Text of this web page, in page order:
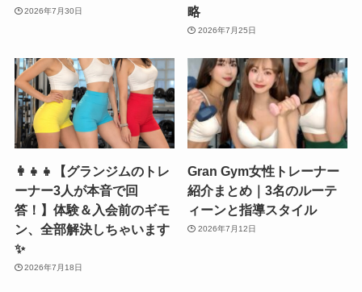
2026年7月30日
略
2026年7月25日
👩‍👧‍👧【グランジムのトレ
ーナー3人が本音で回
答！】体験＆入会前のギモ
ン、全部解決しちゃいます
✨
2026年7月18日
Gran Gym女性トレーナー
紹介まとめ｜3名のルーテ
ィーンと指導スタイル
2026年7月12日